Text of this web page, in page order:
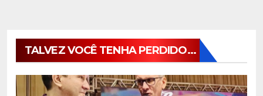
TALVEZ VOCÊ TENHA PERDIDO...